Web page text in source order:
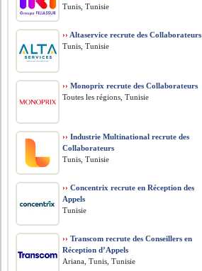
Tunis, Tunisie
›› Altaservice recrute des Collaborateurs
Tunis, Tunisie
›› Monoprix recrute des Collaborateurs
Toutes les régions, Tunisie
›› Industrie Multinational recrute des
Collaborateurs
Tunis, Tunisie
›› Concentrix recrute en Réception des
Appels
Tunisie
›› Transcom recrute des Conseillers en
Réception d’Appels
Ariana, Tunis, Tunisie